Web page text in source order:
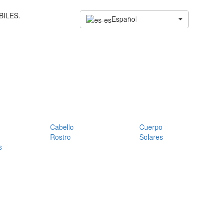
Español
Cabello
Cuerpo
Rostro
Solares